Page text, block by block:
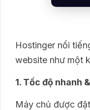
Hostinger nổi
website như một
1. Tốc độ nhanh
Máy chủ được